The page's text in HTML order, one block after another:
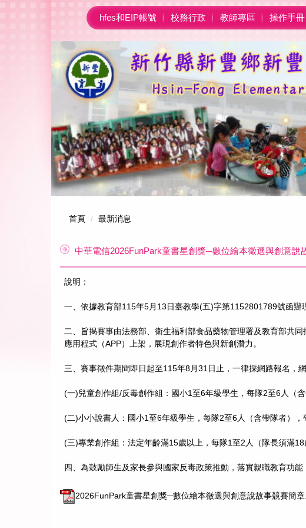
hfes和EIP帳號 校務行政 教師專區 操作手冊
首頁 最新消息
中華電信2026FunPark童書星創獎─數位繪本徵選與創意說
說明：
一、依據教育部115年5月13日臺教學(五)字第1152801789號函辦
二、旨揭賽事由法務部、衛生福利部食品藥物管理署及教育部共
應用程式（APP）上架，展現創作者特色與新創潛力。
三、賽事徵件期間即日起至115年8月31日止，一律採網路報名，
(一)兒童創作組/反毒創作組：國小1至6年級學生，每隊2至6人（
(二)小小說書人：國小1至6年級學生，每隊2至6人（含帶隊者）
(三)專業創作組：法定年齡滿15歲以上，每隊1至2人（隊長須滿18
四、為鼓勵師生及家長參與國家反毒政策推動，落實親職教育功
2026FunPark童書星創獎─數位繪本徵選與創意說故事競賽簡章